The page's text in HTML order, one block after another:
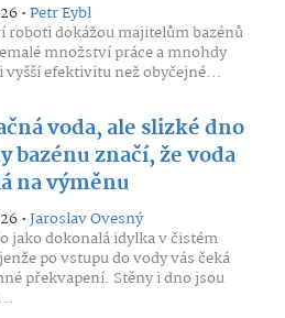
•Petr Eybl
roboti dokážou majitelům bazénů
množství práce a mnohdy
vyšší efektivitu než obyčejné...
voda, ale slizké dno
bazénu značí, že voda
na výměnu
•Jaroslav Ovesný
jako dokonalá idylka v čistém
po vstupu do vody vás čeká
překvapení. Stěny i dno jsou